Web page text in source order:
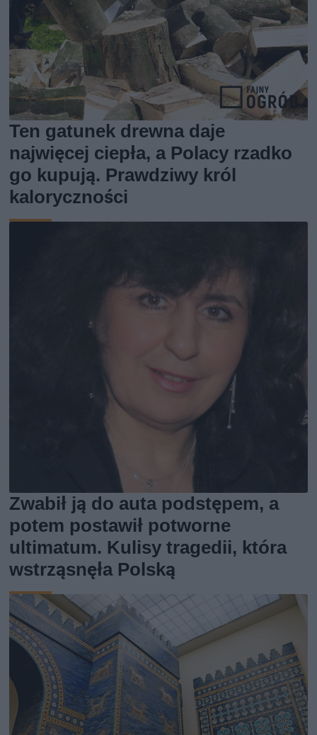
Ten gatunek drewna daje
najwięcej ciepła, a Polacy rzadko
go kupują. Prawdziwy król
kaloryczności
Zwabił ją do auta podstępem, a
potem postawił potworne
ultimatum. Kulisy tragedii, która
wstrząsnęła Polską